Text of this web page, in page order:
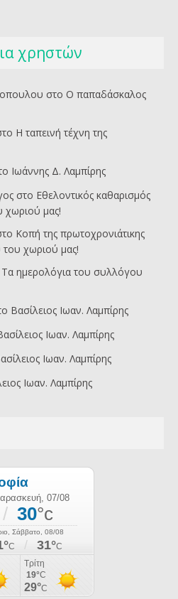
χρηστών
στο O παπαδάσκαλος
Η ταπεινή τέχνη της
Ιωάννης Δ. Λαμπίρης
στο Εθελοντικός καθαρισμός
χωριού μας!
Κοπή της πρωτοχρονιάτικης
χωριού μας!
Τα ημερολόγια του συλλόγου
Βασίλειος Ιωαν. Λαμπίρης
Ιωαν. Λαμπίρης
Ιωαν. Λαμπίρης
Ιωαν. Λαμπίρης